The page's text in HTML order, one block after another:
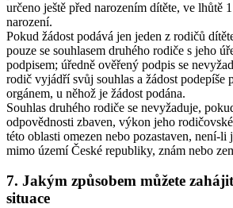
určeno ještě před narozením dítěte, ve lhůtě
narození.
Pokud žádost podává jen jeden z rodičů
pouze se souhlasem druhého rodiče s jeho
podpisem; úředně ověřený podpis se
rodič vyjádří svůj souhlas a žádost podepíše
orgánem, u něhož je žádost podána.
Souhlas druhého rodiče se nevyžaduje,
odpovědnosti zbaven, výkon jeho
této oblasti omezen nebo pozastaven, není-
mimo území České republiky, znám nebo
7. Jakým způsobem můžete
situace